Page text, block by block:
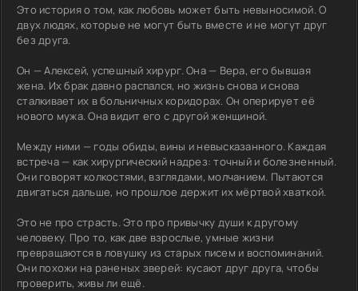
Это история о том, как любовь может быть невыносимой. О
двух людях, которые не могут быть вместе и не могут друг
без друга.
Он — Алексей, успешный хирург. Она — Вера, его бывшая
жена. Их брак давно распался, но жизнь снова и снова
сталкивает их в больничных коридорах. Он оперирует её
нового мужа. Она видит его с другой женщиной.
Между ними — годы обиды, вины и невысказанного. Каждая
встреча — как хирургический надрез: точный и болезненный.
Они говорят колкостями, взглядами, молчанием. Пытаются
двигаться дальше, но прошлое держит их мёртвой хваткой.
Это не про страсть. Это про привычку души к другому
человеку. Про то, как две взрослые, умные жизни
превращаются в ловушку из старых писем и воспоминаний.
Они похожи на раненых зверей: кусают друг друга, чтобы
проверить, живы ли ещё.